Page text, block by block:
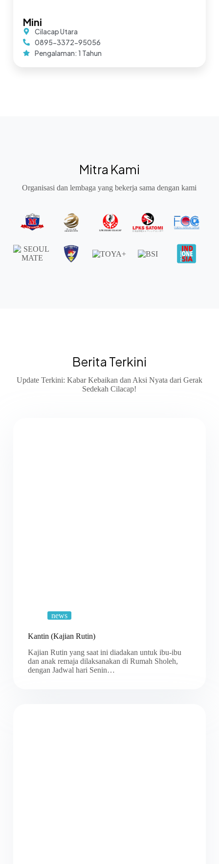
Mini
Cilacap Utara
0895-3372-95056
Pengalaman: 1 Tahun
Mitra Kami
Organisasi dan lembaga yang bekerja sama dengan kami
Berita Terkini
Update Terkini: Kabar Kebaikan dan Aksi Nyata dari Gerak
Sedekah Cilacap!
news
Kantin (Kajian Rutin)
Kajian Rutin yang saat ini diadakan untuk ibu-ibu
dan anak remaja dilaksanakan di Rumah Sholeh,
dengan Jadwal hari Senin…